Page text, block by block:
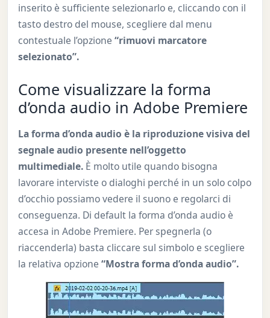
inserito è sufficiente selezionarlo e, cliccando con il
tasto destro del mouse, scegliere dal menu
contestuale l’opzione “rimuovi marcatore
selezionato”.
Come visualizzare la forma
d’onda audio in Adobe Premiere
La forma d’onda audio è la riproduzione visiva del
segnale audio presente nell’oggetto
multimediale.È molto utile quando bisogna
lavorare interviste o dialoghi perché in un solo colpo
d’occhio possiamo vedere il suono e regolarci di
conseguenza. Di default la forma d’onda audio è
accesa in Adobe Premiere. Per spegnerla (o
riaccenderla) basta cliccare sul simbolo e scegliere
la relativa opzione “Mostra forma d’onda audio”.